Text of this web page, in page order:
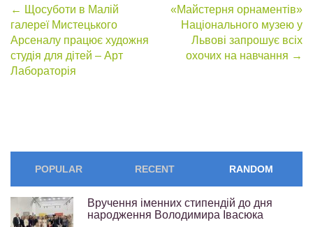
Post
navigation
← Щосуботи в Малій
галереї Мистецького
Арсеналу працює художня
студія для дітей – Арт
Лабораторія
«Майстерня орнаментів»
Національного музею у
Львові запрошує всіх
охочих на навчання →
POPULAR RECENT RANDOM
Вручення іменних стипендій до дня
народження Володимира Івасюка